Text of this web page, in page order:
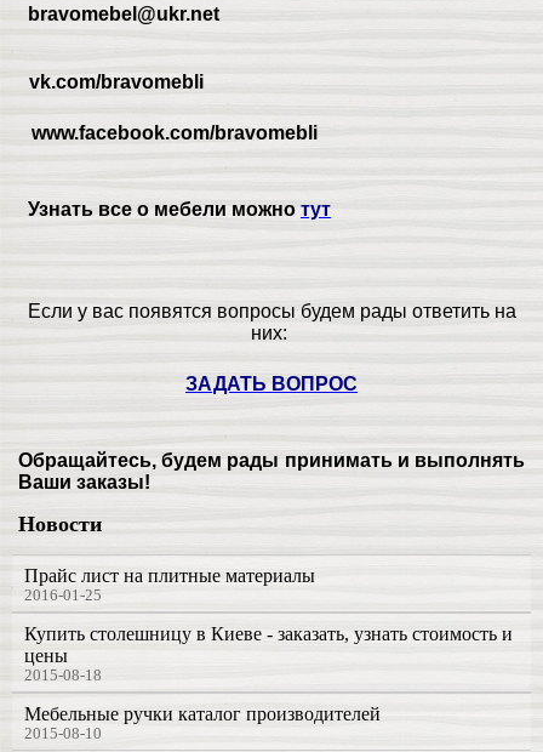
bravomebel@ukr.net
vk.com/bravomebli
www.facebook.com/bravomebli
Узнать все о мебели можно тут
Если у вас появятся вопросы будем рады ответить на
них:
ЗАДАТЬ ВОПРОС
Обращайтесь, будем рады принимать и выполнять
Ваши заказы!
Новости
Прайс лист на плитные материалы
2016-01-25
Купить столешницу в Киеве - заказать, узнать стоимость и
цены
2015-08-18
Мебельные ручки каталог производителей
2015-08-10